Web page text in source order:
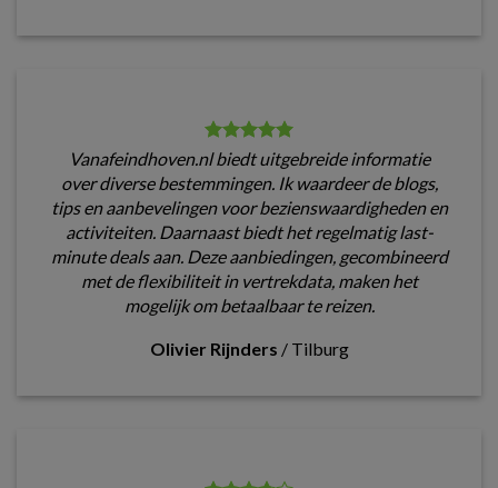
Vanafeindhoven.nl biedt uitgebreide informatie
over diverse bestemmingen. Ik waardeer de blogs,
tips en aanbevelingen voor bezienswaardigheden en
activiteiten. Daarnaast biedt het regelmatig last-
minute deals aan. Deze aanbiedingen, gecombineerd
met de flexibiliteit in vertrekdata, maken het
mogelijk om betaalbaar te reizen.
Olivier Rijnders / Tilburg